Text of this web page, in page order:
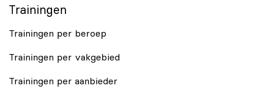
Trainingen
Trainingen per beroep
Trainingen per vakgebied
Trainingen per aanbieder